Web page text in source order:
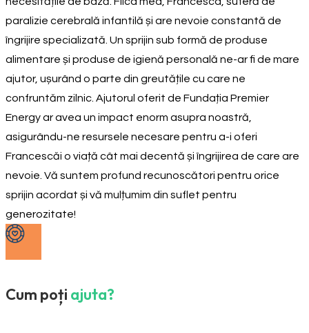
paralizie cerebrală infantilă și are nevoie constantă de
îngrijire specializată. Un sprijin sub formă de produse
alimentare și produse de igienă personală ne-ar fi de mare
ajutor, ușurând o parte din greutățile cu care ne
confruntăm zilnic. Ajutorul oferit de Fundația Premier
Energy ar avea un impact enorm asupra noastră,
asigurându-ne resursele necesare pentru a-i oferi
Francescăi o viață cât mai decentă și îngrijirea de care are
nevoie. Vă suntem profund recunoscători pentru orice
sprijin acordat și vă mulțumim din suflet pentru
generozitate!
Cum poți ajuta?